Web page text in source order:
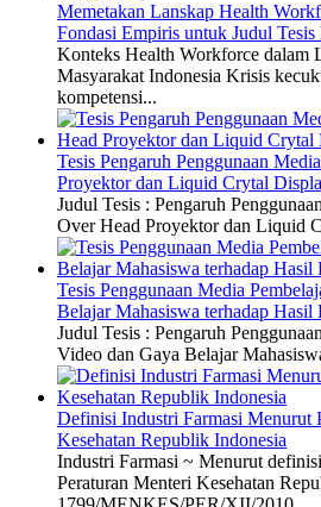
Memetakan Lanskap Health
Fondasi Empiris untuk Judul Tesis
Konteks Health Workforce dalam
Masyarakat Indonesia Krisis
kompetensi...
Tesis Pengaruh Penggunaan
Proyektor dan Liquid Crytal
Judul Tesis : Pengaruh
Over Head Proyektor dan Liquid
Tesis Penggunaan Media
Belajar Mahasiswa terhadap Hasil
Judul Tesis : Pengaruh
Video dan Gaya Belajar
Definisi Industri Farmasi Menurut
Kesehatan Republik Indonesia
Industri Farmasi ~ Menurut
Peraturan Menteri Kesehatan